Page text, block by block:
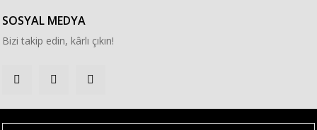
SOSYAL MEDYA
Bizi takip edin, kârlı çıkın!